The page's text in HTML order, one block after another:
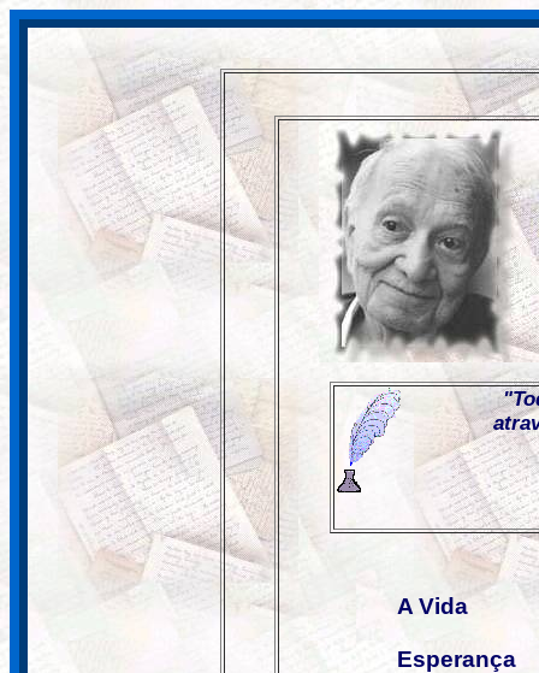
"
A Vida
Esperança